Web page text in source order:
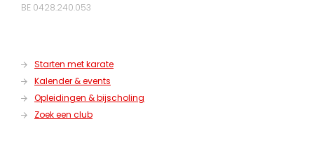
BE 0428.240.053
Starten met karate
Kalender & events
Opleidingen & bijscholing
Zoek een club